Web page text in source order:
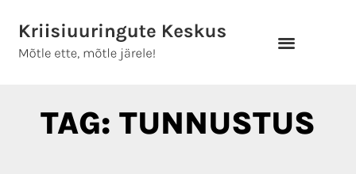
content
TAG: TUNNUSTUS